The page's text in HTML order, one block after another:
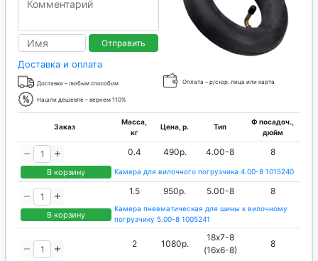
Отправить
Доставка и оплата
Доставка – любым способом Оплата – р/с юр. лица или карта
Нашли дешевле – вернем 110%
Заказ
Масса,
кг
Цена, р. Тип
Ф посадоч.,
дюйм
В корзину
0.4 490р. 4.00-8 8
Камера для вилочного погрузчика 4.00-8 1015240
В корзину
1.5 950р. 5.00-8 8
Камера пневматическая для шины к вилочному
погрузчику 5.00-8 1005241
2 1080р.
18х7-8
(16х6-8)
8